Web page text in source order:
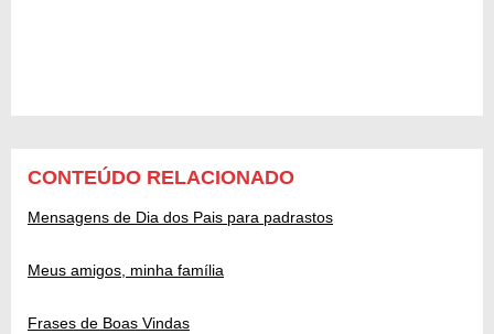
CONTEÚDO RELACIONADO
Mensagens de Dia dos Pais para padrastos
Meus amigos, minha família
Frases de Boas Vindas